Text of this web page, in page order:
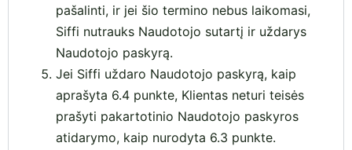
pašalinti, ir jei šio termino nebus laikomasi,
Siffi nutrauks Naudotojo sutartį ir uždarys
Naudotojo paskyrą.
Jei Siffi uždaro Naudotojo paskyrą, kaip
aprašyta 6.4 punkte, Klientas neturi teisės
prašyti pakartotinio Naudotojo paskyros
atidarymo, kaip nurodyta 6.3 punkte.